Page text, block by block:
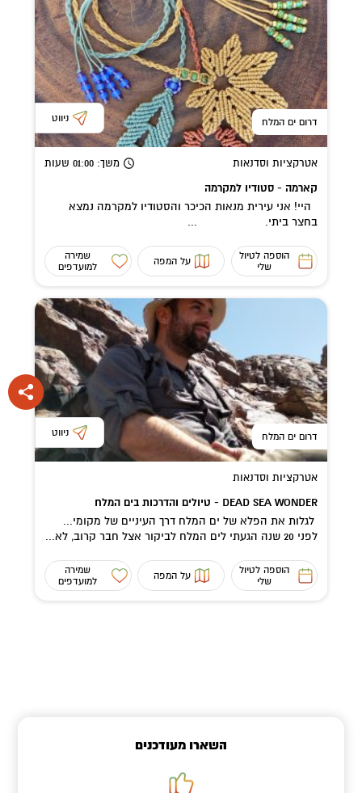
דרום ים המלח ניווט
אטרקציות וסדנאות משך: 01:00 שעות
קארמה - סטודיו למקרמה
היי! אני עירית מנאות הכיכר והסטודיו למקרמה נמצא
בחצר ביתי. ...
הוספה לטיול
שלי
על המפה
שמירה
למועדפים
דרום ים המלח ניווט
אטרקציות וסדנאות
DEAD SEA WONDER - טיולים והדרכות בים המלח
לגלות את הפלא של ים המלח דרך העיניים של מקומי...
לפני 20 שנה הגעתי לים המלח לביקור אצל חבר קרוב, לא...
הוספה לטיול
שלי
על המפה
שמירה
למועדפים
השארו מעודכנים